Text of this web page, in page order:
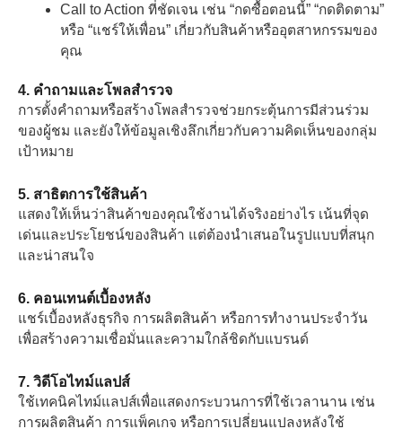
Call to Action ที่ชัดเจน เช่น “กดซื้อตอนนี้” “กดติดตาม”
หรือ “แชร์ให้เพื่อน” เกี่ยวกับสินค้าหรืออุตสาหกรรมของ
คุณ
4. คำถามและโพลสำรวจ
การตั้งคำถามหรือสร้างโพลสำรวจช่วยกระตุ้นการมีส่วนร่วม
ของผู้ชม และยังให้ข้อมูลเชิงลึกเกี่ยวกับความคิดเห็นของกลุ่ม
เป้าหมาย
5. สาธิตการใช้สินค้า
แสดงให้เห็นว่าสินค้าของคุณใช้งานได้จริงอย่างไร เน้นที่จุด
เด่นและประโยชน์ของสินค้า แต่ต้องนำเสนอในรูปแบบที่สนุก
และน่าสนใจ
6. คอนเทนต์เบื้องหลัง
แชร์เบื้องหลังธุรกิจ การผลิตสินค้า หรือการทำงานประจำวัน
เพื่อสร้างความเชื่อมั่นและความใกล้ชิดกับแบรนด์
7. วิดีโอไทม์แลปส์
ใช้เทคนิคไทม์แลปส์เพื่อแสดงกระบวนการที่ใช้เวลานาน เช่น
การผลิตสินค้า การแพ็คเกจ หรือการเปลี่ยนแปลงหลังใช้